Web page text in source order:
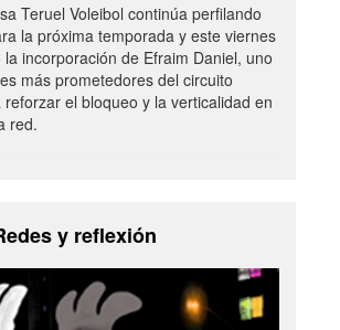
Voleibol continúa perfilando
la próxima temporada y este viernes
incorporación de Efraim Daniel, uno
más prometedores del circuito
reforzar el bloqueo y la verticalidad en
red.
y reflexión